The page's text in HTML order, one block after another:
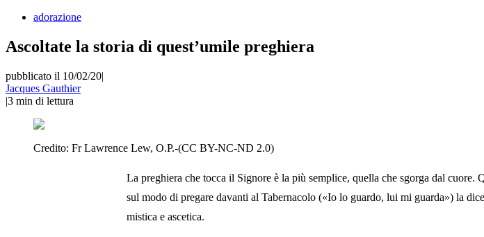
adorazione
Ascoltate la storia di quest’umile preghiera
pubblicato il 10/02/20|
Jacques Gauthier
|3 min di lettura
Credito: Fr Lawrence Lew, O.P.-(CC BY-NC-ND 2.0)
La preghiera che tocca il Signore è la più semplice, quella che sgorga dal cuore.
sul modo di pregare davanti al Tabernacolo («Io lo guardo, lui mi guarda») la
mistica e ascetica.